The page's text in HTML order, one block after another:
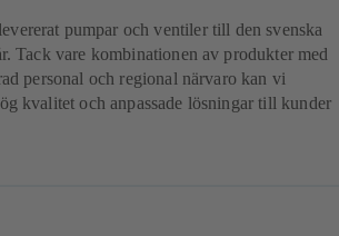
pumpar och ventiler till den svenska
Tack vare kombinationen av produkter med
personal och regional närvaro kan vi
kvalitet och anpassade lösningar till kunder